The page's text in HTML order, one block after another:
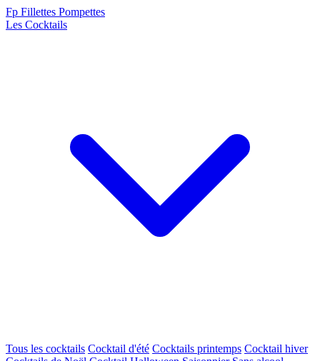
Fp Fillettes Pompettes
Les Cocktails
Tous les cocktails Cocktail d'été Cocktails printemps Cocktail hiver